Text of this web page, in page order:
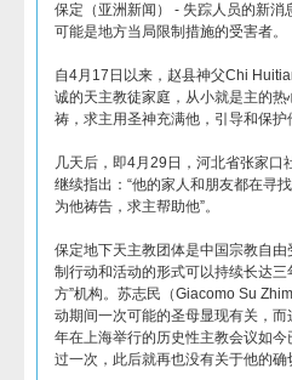
保定（亚洲新闻） - 失踪人员的新
可能是地方当局限制措施的受害者
自4月17日以来，赵县神父Chi
诚的天主教徒家庭，从小就是主的
祷，求主用圣神充满他，引导和保护
几天后，即4月29日，河北省张家
继续指出：“他的家人和朋友都在寻
为他祷告，求主帮助他”。
保定地下天主教团体是中国宗教自
制行动和活动的形式可以持续长达
方”机构。苏志民（Giacomo Su
动期间一次可能的圣母显现有关，
年在上海举行的历史性主教会议如
过一次，此后就再也没有关于他的确